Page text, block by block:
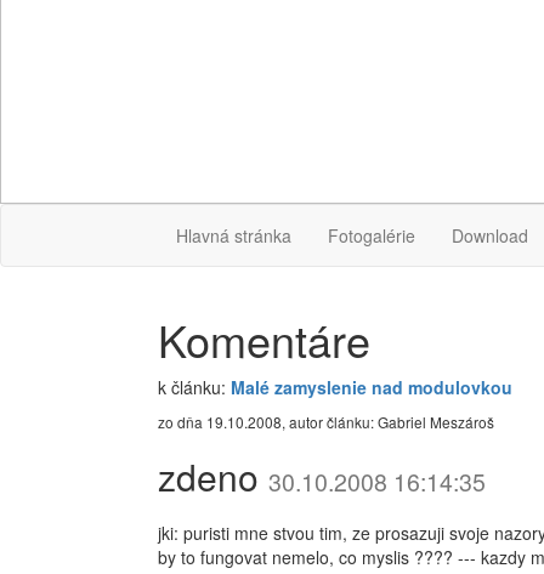
Hlavná stránka Fotogalérie Download
Komentáre
k článku: Malé zamyslenie nad modulovkou
zo dňa 19.10.2008, autor článku: Gabriel Meszároš
zdeno 30.10.2008 16:14:35
jki: puristi mne stvou tim, ze prosazuji svoje
by to fungovat nemelo, co myslis ???? --- kazdy